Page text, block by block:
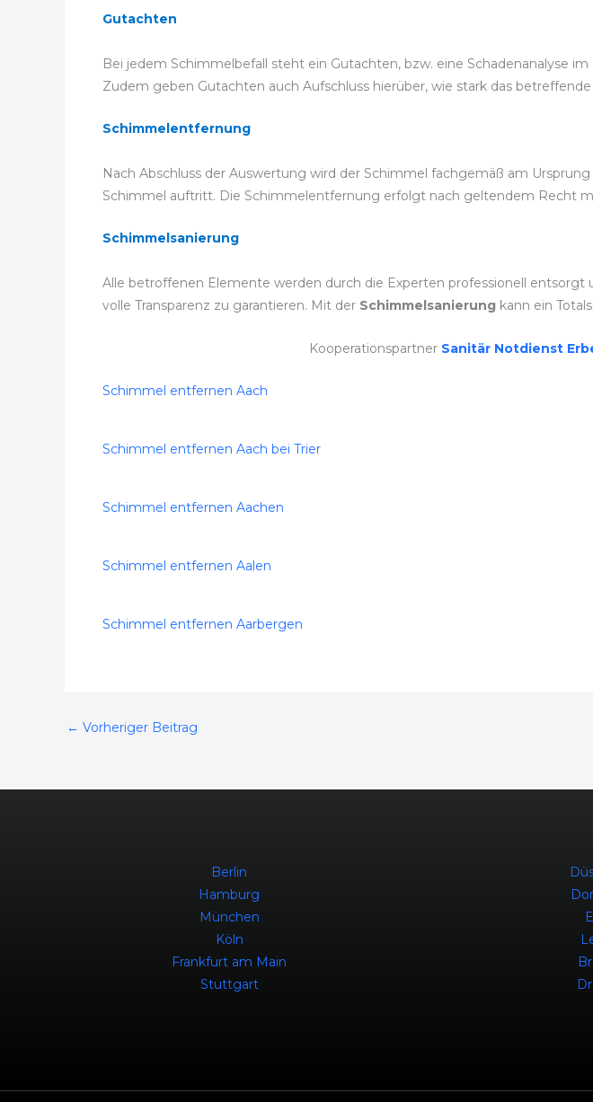
Gutachten
Bei jedem Schimmelbefall steht ein Gutachten, bzw. eine Schadenanalyse
Zudem geben Gutachten auch Aufschluss hierüber, wie stark das
Schimmelentfernung
Nach Abschluss der Auswertung wird der Schimmel fachgemäß am
Schimmel auftritt. Die Schimmelentfernung erfolgt nach geltendem Recht
Schimmelsanierung
Alle betroffenen Elemente werden durch die Experten professionell
volle Transparenz zu garantieren. Mit der Schimmelsanierung kann ein
Kooperationspartner Sanitär Notdienst
Schimmel entfernen Aach
Schimmel entfernen Aach bei Trier
Schimmel entfernen Aachen
Schimmel entfernen Aalen
Schimmel entfernen Aarbergen
← Vorheriger Beitrag
Berlin
Hamburg
München
Köln
Frankfurt am Main
Stuttgart